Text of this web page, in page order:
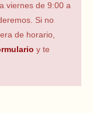
viernes de 9:00 a
Si no
de horario,
y te